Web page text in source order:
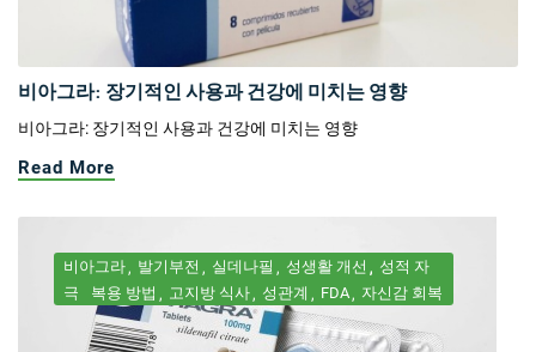
비아그라: 장기적인 사용과 건강에 미치는 영향
비아그라: 장기적인 사용과 건강에 미치는 영향
Read More
비아그라 발기부전 실데나필 성생활 개선
성적 자
극
복용 방법 고지방 식사 성관계 FDA 자신감 회복